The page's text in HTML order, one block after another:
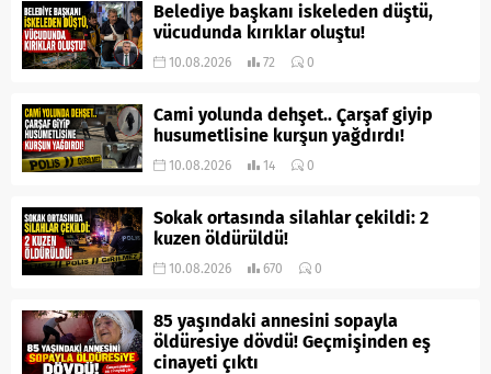
Belediye başkanı iskeleden düştü,
vücudunda kırıklar oluştu!
10.08.2026 72 0
Cami yolunda dehşet.. Çarşaf giyip
husumetlisine kurşun yağdırdı!
10.08.2026 14 0
Sokak ortasında silahlar çekildi: 2
kuzen öldürüldü!
10.08.2026 670 0
85 yaşındaki annesini sopayla
öldüresiye dövdü! Geçmişinden eş
cinayeti çıktı